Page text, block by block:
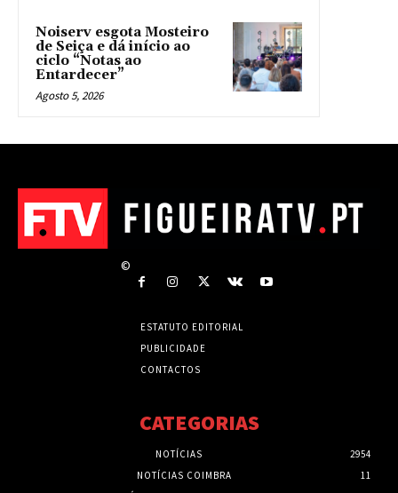
Noiserv esgota Mosteiro
de Seiça e dá início ao
ciclo “Notas ao
Entardecer”
Agosto 5, 2026
©
ESTATUTO EDITORIAL
PUBLICIDADE
CONTACTOS
CATEGORIAS
NOTÍCIAS
2954
NOTÍCIAS COIMBRA
11